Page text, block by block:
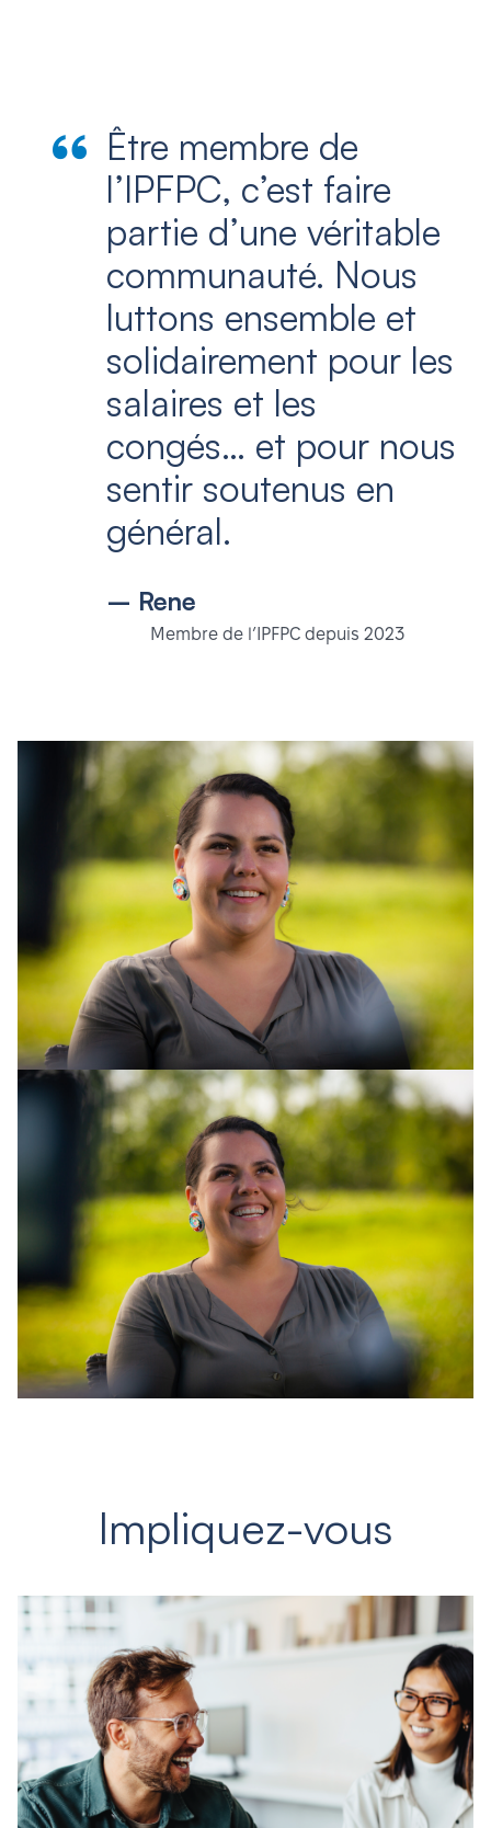
Être membre de
l’IPFPC, c’est faire
partie d’une véritable
communauté. Nous
luttons ensemble et
solidairement pour les
salaires et les
congés… et pour nous
sentir soutenus en
général.
– Rene
Membre de l’IPFPC depuis 2023
Impliquez-vous